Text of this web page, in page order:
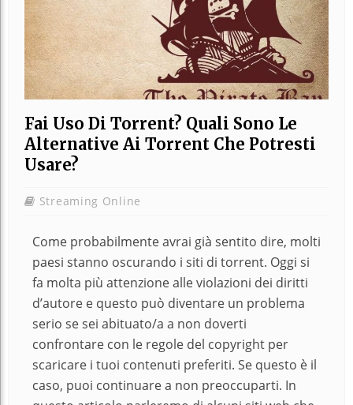
Fai Uso Di Torrent? Quali Sono Le
Alternative Ai Torrent Che Potresti
Usare?
Streaming Online
Come probabilmente avrai già sentito dire, molti
paesi stanno oscurando i siti di torrent. Oggi si
fa molta più attenzione alle violazioni dei diritti
d’autore e questo può diventare un problema
serio se sei abituato/a a non doverti
confrontare con le regole del copyright per
scaricare i tuoi contenuti preferiti. Se questo è il
caso, puoi continuare a non preoccuparti. In